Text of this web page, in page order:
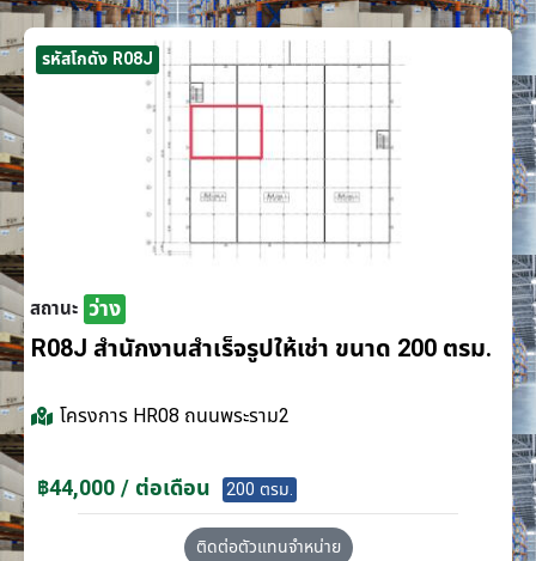
รหัสโกดัง R08J
สถานะ ว่าง
R08J สำนักงานสำเร็จรูปให้เช่า ขนาด 200 ตรม.
โครงการ HR08 ถนนพระราม2
฿44,000 / ต่อเดือน 200 ตรม.
ติดต่อตัวแทนจำหน่าย